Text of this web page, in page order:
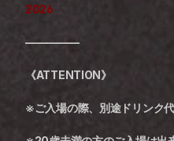
2026
—————
《ATTENTION》
※ご入場の際、別途ドリンク